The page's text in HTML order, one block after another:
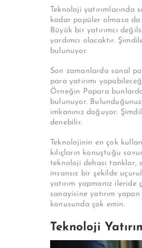
Teknoloji
kadar popüler olmasa da
Büyük bir yatırımcı
yardımcı olacaktır.
bulunuyor.
Son zamanlarda sanal
para yatırımı
Örneğin Papara
bulunuyor.
imkanınız doğuyor.
denebilir.
Teknolojinin en çok
kılıçların konuştuğu
teknoloji dehası tanklar,
insansız bir şekilde
yatırım yapmanız ileride
sanayisine yatırım
konusunda çok emin.
Teknoloji